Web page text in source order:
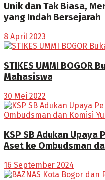
Unik dan Tak Biasa,
yang Indah Bersejarah
8 April 2023
STIKES UMMI BOGOR
Mahasiswa
30 Mei 2022
KSP SB Adukan
Aset ke Ombudsman
16 September 2024